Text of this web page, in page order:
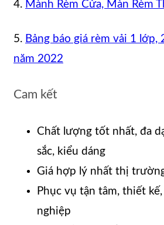
4. Mành Rèm Cửa, Màn Rèm
5. Bảng báo giá rèm vải 1 lớp,
năm 2022
Cam kết
Chất lượng tốt nhất, đa
sắc, kiểu dáng
Giá hợp lý nhất thị
Phục vụ tận tâm, thiết
nghiệp